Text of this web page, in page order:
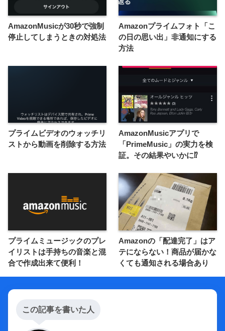
AmazonMusicが30秒で強制
停止してしまうときの対処法
Amazonプライムフォト「こ
の日の思い出」非通知にする
方法
プライムビデオのウォッチリ
ストから動画を削除する方法
AmazonMusicアプリで
「PrimeMusic」の実力を検
証。その結果やいかに⁉︎
プライムミュージックのプレ
イリストは手持ちの音楽と混
合で作成出来て便利！
Amazonの「配達完了」はア
テにならない！商品が届かな
くても通知される場合あり
この記事を書いた人